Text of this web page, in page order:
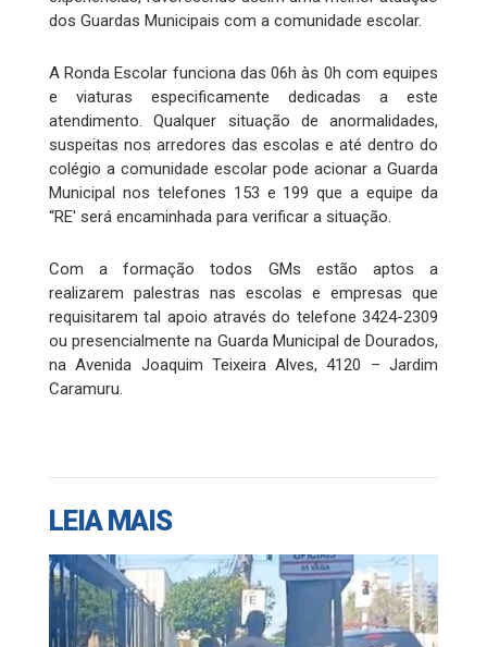
dos Guardas Municipais com a comunidade escolar.
A Ronda Escolar funciona das 06h às 0h com equipes
e viaturas especificamente dedicadas a este
atendimento. Qualquer situação de anormalidades,
suspeitas nos arredores das escolas e até dentro do
colégio a comunidade escolar pode acionar a Guarda
Municipal nos telefones 153 e 199 que a equipe da
“RE' será encaminhada para verificar a situação.
Com a formação todos GMs estão aptos a
realizarem palestras nas escolas e empresas que
requisitarem tal apoio através do telefone 3424-2309
ou presencialmente na Guarda Municipal de Dourados,
na Avenida Joaquim Teixeira Alves, 4120 – Jardim
Caramuru.
LEIA MAIS